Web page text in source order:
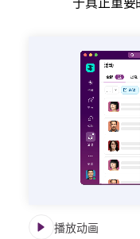
播放动画